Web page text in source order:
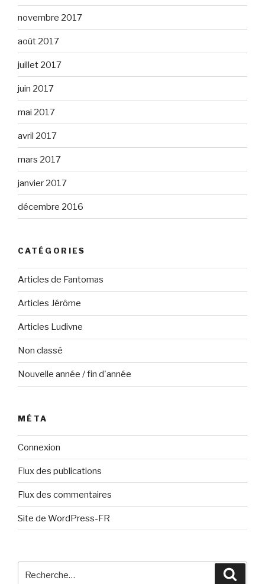
novembre 2017
août 2017
juillet 2017
juin 2017
mai 2017
avril 2017
mars 2017
janvier 2017
décembre 2016
CATÉGORIES
Articles de Fantomas
Articles Jérôme
Articles Ludivne
Non classé
Nouvelle année / fin d'année
MÉTA
Connexion
Flux des publications
Flux des commentaires
Site de WordPress-FR